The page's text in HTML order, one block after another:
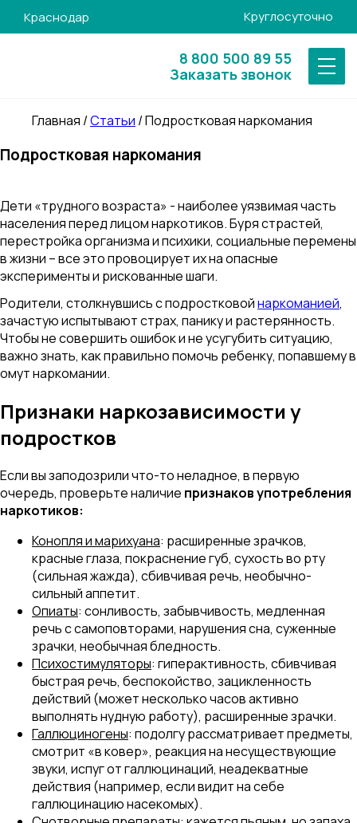
Краснодар Круглосуточно
8 800 500 89 55
Заказать звонок
Главная /Статьи /Подростковая наркомания
Подростковая наркомания
Дети «трудного возраста» - наиболее уязвимая часть
населения перед лицом наркотиков. Буря страстей,
перестройка организма и психики, социальные перемены
в жизни – все это провоцирует их на опасные
эксперименты и рискованные шаги.
Родители, столкнувшись с подростковойнаркоманией,
зачастую испытывают страх, панику и растерянность.
Чтобы не совершить ошибок и не усугубить ситуацию,
важно знать, как правильно помочь ребенку, попавшему в
омут наркомании.
Признаки наркозависимости у
подростков
Если вы заподозрили что-то неладное, в первую
очередь, проверьте наличие признаков употребления
наркотиков:
Конопля и марихуана: расширенные зрачков,
красные глаза, покраснение губ, сухость во рту
(сильная жажда), сбивчивая речь, необычно-
сильный аппетит.
Опиаты: сонливость, забывчивость, медленная
речь с самоповторами, нарушения сна, суженные
зрачки, необычная бледность.
Психостимуляторы: гиперактивность, сбивчивая
быстрая речь, беспокойство, зацикленность
действий (может несколько часов активно
выполнять нудную работу), расширенные зрачки.
Галлюциногены: подолгу рассматривает предметы,
смотрит «в ковер», реакция на несуществующие
звуки, испуг от галлюцинаций, неадекватные
действия (например, если видит на себе
галлюцинацию насекомых).